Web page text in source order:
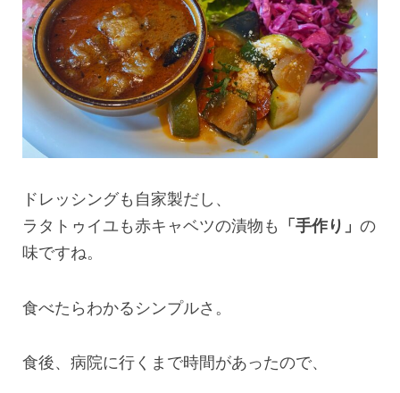
ドレッシングも自家製だし、
ラタトゥイユも赤キャベツの漬物も
「手作り」 の
味ですね。
食べたらわかるシンプルさ。
食後、病院に行くまで時間があったので、